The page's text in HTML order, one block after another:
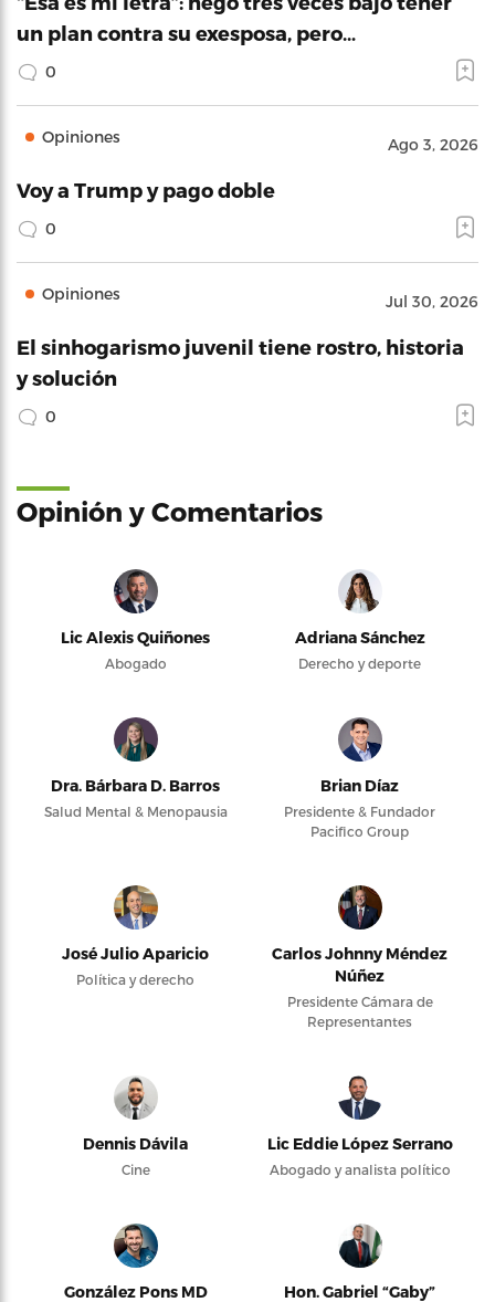
un plan contra su exesposa, pero…
0
Opiniones Ago 3, 2026
Voy a Trump y pago doble
0
Opiniones Jul 30, 2026
El sinhogarismo juvenil tiene rostro, historia
y solución
0
Opinión y Comentarios
Lic Alexis Quiñones
Abogado
Adriana Sánchez
Derecho y deporte
Dra. Bárbara D. Barros
Salud Mental & Menopausia
Brian Díaz
Presidente & Fundador
Pacifico Group
José Julio Aparicio
Política y derecho
Carlos Johnny Méndez
Núñez
Presidente Cámara de
Representantes
Dennis Dávila
Cine
Lic Eddie López Serrano
Abogado y analista político
González Pons MD
Hon. Gabriel “Gaby”